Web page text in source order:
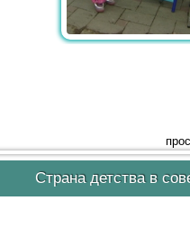
Страна детства в